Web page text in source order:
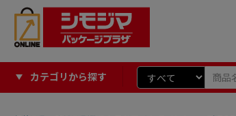
カテゴリから探す